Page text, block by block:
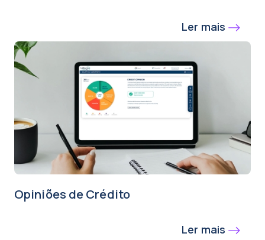
Ler mais
Opiniões de Crédito
Ler mais